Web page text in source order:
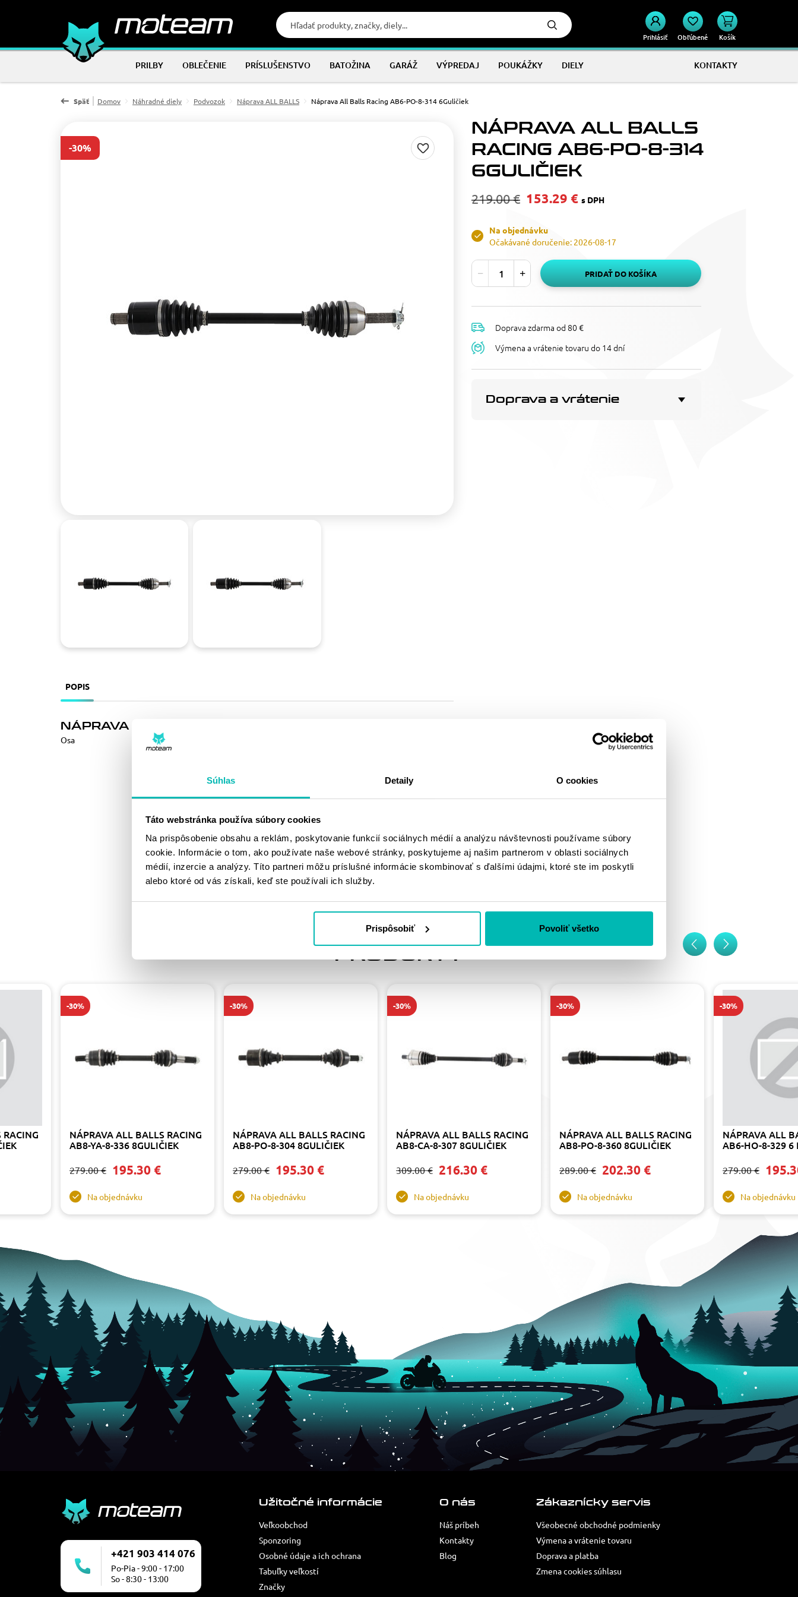
Súhlas Detaily O cookies
Táto webstránka používa súbory cookies
Na prispôsobenie obsahu a reklám, poskytovanie funkcií sociálnych médií a analýzu návštevnosti používame súbory
cookie. Informácie o tom, ako používate naše webové stránky, poskytujeme aj našim partnerom v oblasti sociálnych
médií, inzercie a analýzy. Títo partneri môžu príslušné informácie skombinovať s ďalšími údajmi, ktoré ste im poskytli
alebo ktoré od vás získali, keď ste používali ich služby.
Prispôsobiť Povoliť všetko
Prihlásiť Obľúbené Košík
PRILBY OBLEČENIE PRÍSLUŠENSTVO BATOŽINA GARÁŽ VÝPREDAJ POUKÁŽKY DIELY KONTAKTY
Späť Domov Náhradné diely Podvozok Náprava ALL BALLS Náprava All Balls Racing AB6-PO-8-314 6Guličiek
-30%
NÁPRAVA ALL BALLS
RACING AB6-PO-8-314
6GULIČIEK
219.00 € 153.29 € s DPH
Na objednávku
Očakávané doručenie: 2026-08-17
PRIDAŤ DO KOŠÍKA
Doprava zdarma od 80 €
Výmena a vrátenie tovaru do 14 dní
Doprava a vrátenie
POPIS
NÁPRAVA ALL BALLS RACING AB6-PO-8-314 6GULIČIEK
Osa
MOHLO BY SA
PODOBNÉ
PRODUKTY
-30%
NÁPRAVA ALL BALLS RACING
AB8-YA-8-336 8GULIČIEK
279.00 € 195.30 €
Na objednávku
-30%
NÁPRAVA ALL BALLS RACING
AB8-PO-8-304 8GULIČIEK
279.00 € 195.30 €
Na objednávku
-30%
NÁPRAVA ALL BALLS RACING
AB8-CA-8-307 8GULIČIEK
309.00 € 216.30 €
Na objednávku
-30%
NÁPRAVA ALL BALLS RACING
AB8-PO-8-360 8GULIČIEK
289.00 € 202.30 €
Na objednávku
-30%
NÁPRAVA ALL
AB6-HO-8-329 6
279.00 €
Na objednávku
+421 903 414 076
Po-Pia - 9:00 - 17:00
So - 8:30 - 13:00
Užitočné informácie
Veľkoobchod
Sponzoring
Osobné údaje a ich ochrana
Tabuľky veľkostí
Značky
O nás
Náš príbeh
Kontakty
Blog
Zákaznícky servis
Všeobecné obchodné podmienky
Výmena a vrátenie tovaru
Doprava a platba
Zmena cookies súhlasu